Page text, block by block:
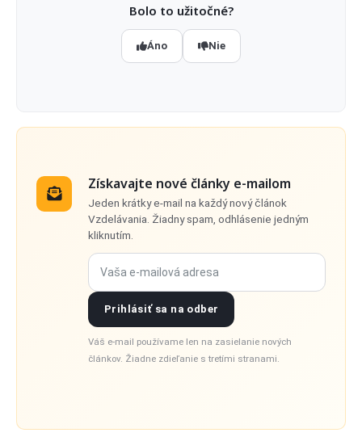
Bolo to užitočné?
Áno Nie
Získavajte nové články e-mailom
Jeden krátky e-mail na každý nový článok
Vzdelávania. Žiadny spam, odhlásenie jedným
kliknutím.
Vaša e-mailová adresa
Prihlásiť sa na odber
Váš e-mail používame len na zasielanie nových
článkov. Žiadne zdieľanie s tretími stranami.